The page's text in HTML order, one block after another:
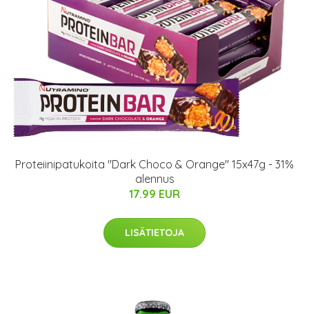
Proteiinipatukoita "Dark Choco & Orange" 15x47g - 31%
alennus
17.99 EUR
LISÄTIETOJA